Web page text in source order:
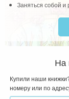
Заняться собой и
На
Купили наши
номеру или по